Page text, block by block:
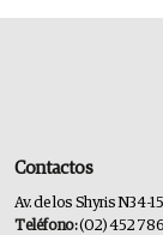
Contactos
Av. de los Shyris N34-
Teléfono:(02) 452